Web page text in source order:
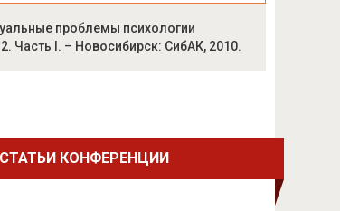
проблемы психологии
Часть I. – Новосибирск: СибАК, 2010.
КОНФЕРЕНЦИИ